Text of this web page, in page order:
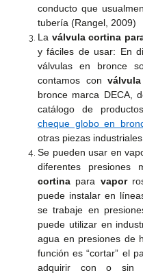
ROSCADA
CUELLO
conducto que
tubería (Rangel, 2009)
La válvula cortina
y fáciles de usar: En
válvulas en bronce
contamos con
bronce marca DECA,
catálogo de
cheque globo en
otras piezas industriales.
Se pueden usar en
diferentes presiones
cortina para vapor
puede instalar en
se trabaje en
puede utilizar en
agua en presiones de
función es “cortar” el
adquirir con o sin